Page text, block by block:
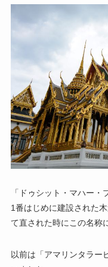
「ドゥシット・マハー
1番はじめに建設された
て直された時にこの名称
以前は「アマリンタラー